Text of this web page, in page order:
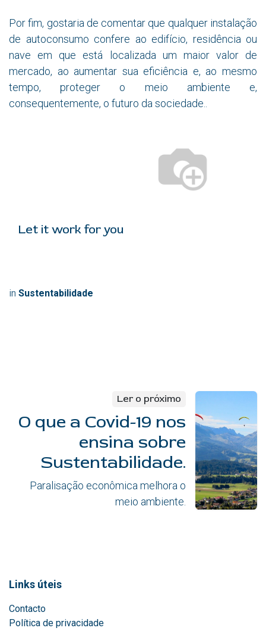
Por fim, gostaria de comentar que qualquer instalação
de autoconsumo confere ao edifício, residência ou
nave em que está localizada um maior valor de
mercado, ao aumentar sua eficiência e, ao mesmo
tempo, proteger o meio ambiente e,
consequentemente, o futuro da sociedade..
Let it work for you
in Sustentabilidade
Ler o próximo
O que a Covid-19 nos
ensina sobre
Sustentabilidade.
Paralisação econômica melhora o
meio ambiente.
Links úteis
Contacto
Política de privacidade